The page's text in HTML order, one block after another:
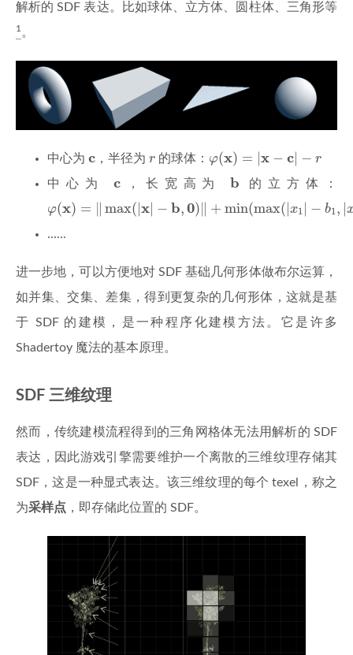
解析的 SDF 表达。比如球体、立方体、圆柱体、三角形等
1。
中心为 c
c ，半径为 r
r 的球体： φ(x) = |x − c| − r
( )= −
中心为 c
c，长宽高为 b
b 的立方体：
φ(x) = ∥ max(|x| − b, 0)∥ + min(max(|x1| − b1, |
( )= max − 0 + min (max x 1| ,|x | 2 3
......
进一步地，可以方便地对 SDF 基础几何形体做布尔运算，
如并集、交集、差集，得到更复杂的几何形体，这就是基
于 SDF 的建模，是一种程序化建模方法。它是许多
Shadertoy 魔法的基本原理。
SDF 三维纹理
然而，传统建模流程得到的三角网格体无法用解析的 SDF
表达，因此游戏引擎需要维护一个离散的三维纹理存储其
SDF，这是一种显式表达。该三维纹理的每个 texel，称之
为采样点 ，即存储此位置的 SDF。